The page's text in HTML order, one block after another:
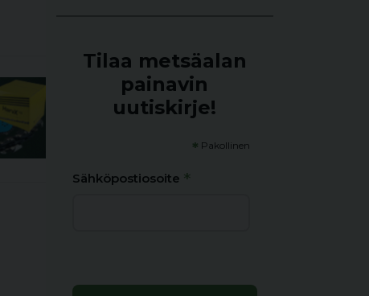
Tilaa metsäalan
painavin
uutiskirje!
* Pakollinen
Sähköpostiosoite *